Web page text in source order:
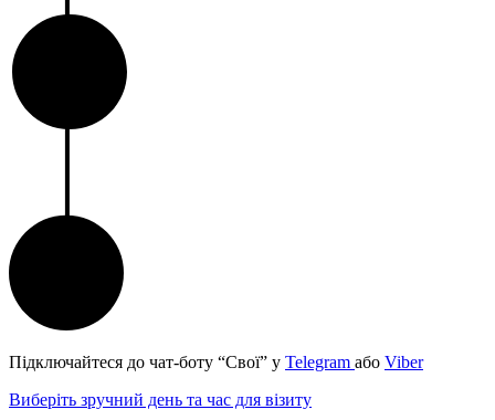
Підключайтеся до чат-боту “Свої” у Telegram або Viber
Виберіть зручний день та час для візиту